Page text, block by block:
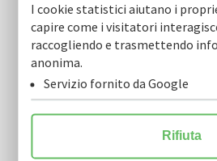
Resta sempre aggiornato
I cookie statistici aiutano i
capire come i visitatori
raccogliendo e trasmettendo
anonima.
Servizio fornito da Google
Rifiuta